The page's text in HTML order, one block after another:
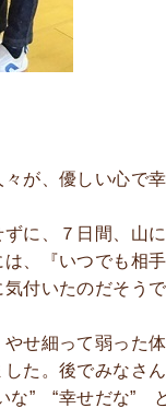
、優しい心で
に、７日間、山
、『いつでも相
付いたのだそう
せ細って弱った
た。後でみなさん
な” “幸せだな”